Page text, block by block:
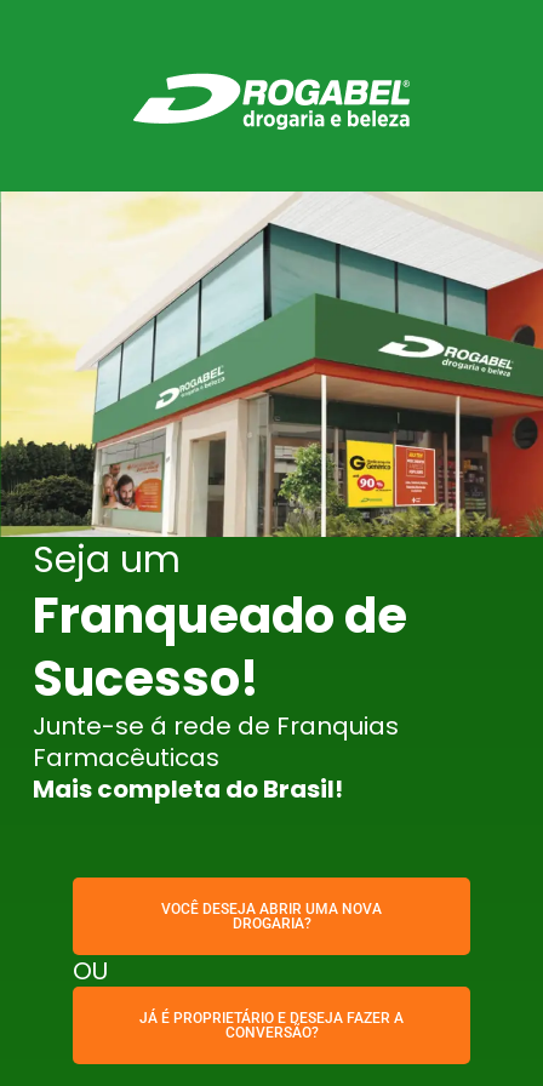
Seja um
Franqueado de
Sucesso!
Junte-se á rede de Franquias
Farmacêuticas
Mais completa do Brasil!
VOCÊ DESEJA ABRIR UMA NOVA
DROGARIA?
OU
JÁ É PROPRIETÁRIO E DESEJA FAZER A
CONVERSÃO?